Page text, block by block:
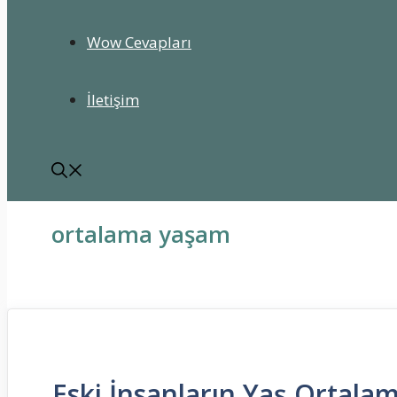
Wow Cevapları
İletişim
ortalama yaşam